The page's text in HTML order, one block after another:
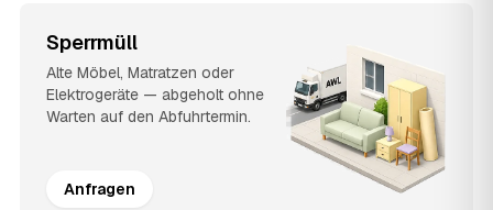
Sperrmüll
Alte Möbel, Matratzen oder
Elektrogeräte — abgeholt ohne
Warten auf den Abfuhrtermin.
Anfragen